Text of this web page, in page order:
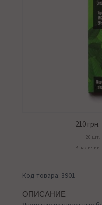
210 грн.
20 шт.
В наличии
Код товара: 3901
ОПИСАНИЕ